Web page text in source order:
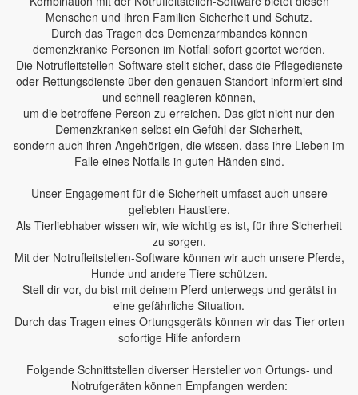
Menschen und ihren Familien Sicherheit und Schutz.
Durch das Tragen des Demenzarmbandes können
demenzkranke Personen im Notfall sofort geortet werden.
Die Notrufleitstellen-Software stellt sicher, dass die Pflegedienste
oder Rettungsdienste über den genauen Standort informiert sind
und schnell reagieren können,
um die betroffene Person zu erreichen. Das gibt nicht nur den
Demenzkranken selbst ein Gefühl der Sicherheit,
sondern auch ihren Angehörigen, die wissen, dass ihre Lieben im
Falle eines Notfalls in guten Händen sind.
Unser Engagement für die Sicherheit umfasst auch unsere
geliebten Haustiere.
Als Tierliebhaber wissen wir, wie wichtig es ist, für ihre Sicherheit
zu sorgen.
Mit der Notrufleitstellen-Software können wir auch unsere Pferde,
Hunde und andere Tiere schützen.
Stell dir vor, du bist mit deinem Pferd unterwegs und gerätst in
eine gefährliche Situation.
Durch das Tragen eines Ortungsgeräts können wir das Tier orten
sofortige Hilfe anfordern
Folgende Schnittstellen diverser Hersteller von Ortungs- und
Notrufgeräten können Empfangen werden: